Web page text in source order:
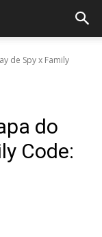
de Spy x Family
do
Code: